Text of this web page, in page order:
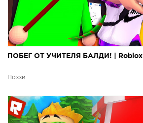
ПОБЕГ ОТ УЧИТЕЛЯ БАЛДИ! | Roblox
Поззи